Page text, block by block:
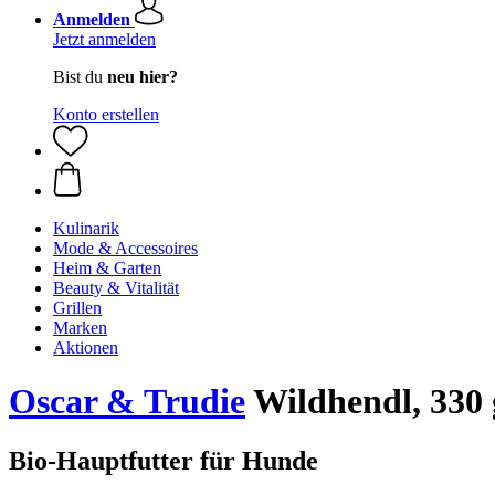
Anmelden
Jetzt anmelden
Bist du neu hier?
Konto erstellen
Kulinarik
Mode & Accessoires
Heim & Garten
Beauty & Vitalität
Grillen
Marken
Aktionen
Oscar & TrudieWildhendl, 330
Bio-Hauptfutter für Hunde